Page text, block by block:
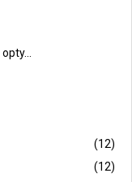
(12)
(12)